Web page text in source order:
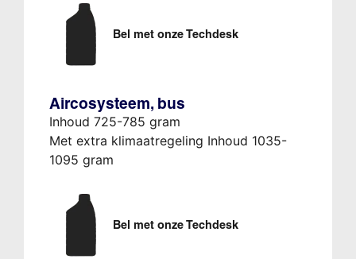
Bel met onze Techdesk
Aircosysteem, bus
Inhoud 725-785 gram
Met extra klimaatregeling Inhoud 1035-
1095 gram
Bel met onze Techdesk